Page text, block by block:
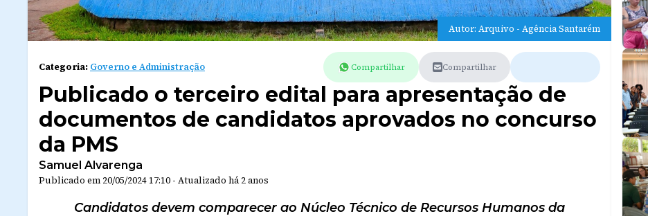
Autor: Arquivo - Agência Santarém
Categoria: Governo e Administração Compartilhar Compartilhar
Publicado o terceiro edital para apresentação de
documentos de candidatos aprovados no concurso
da PMS
Samuel Alvarenga
Publicado em 20/05/2024 17:10 - Atualizado há 2 anos
Candidatos devem comparecer ao Núcleo Técnico de Recursos Humanos da